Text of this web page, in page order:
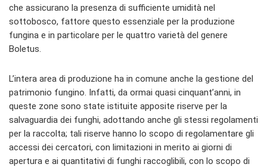
che assicurano la presenza di sufficiente umidità nel
sottobosco, fattore questo essenziale per la produzione
fungina e in particolare per le quattro varietà del genere
Boletus.
L’intera area di produzione ha in comune anche la gestione del
patrimonio fungino. Infatti, da ormai quasi cinquant’anni, in
queste zone sono state istituite apposite riserve per la
salvaguardia dei funghi, adottando anche gli stessi regolamenti
per la raccolta; tali riserve hanno lo scopo di regolamentare gli
accessi dei cercatori, con limitazioni in merito ai giorni di
apertura e ai quantitativi di funghi raccoglibili, con lo scopo di